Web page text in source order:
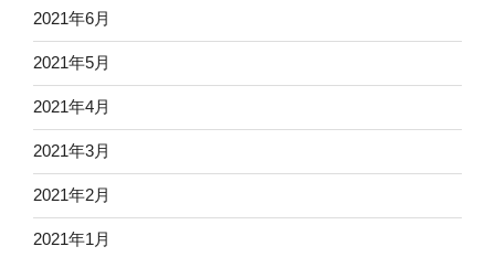
2021年6月
2021年5月
2021年4月
2021年3月
2021年2月
2021年1月